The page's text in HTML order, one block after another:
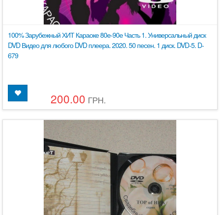
100% Зарубежный ХИТ Караоке 80е-90е Часть 1. Универсальный диск
DVD Видео для любого DVD плеера. 2020. 50 песен. 1 диск. DVD-5. D-
679
200.00 ГРН.